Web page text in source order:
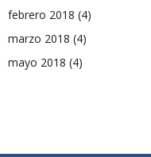
febrero 2018 (4)
marzo 2018 (4)
mayo 2018 (4)